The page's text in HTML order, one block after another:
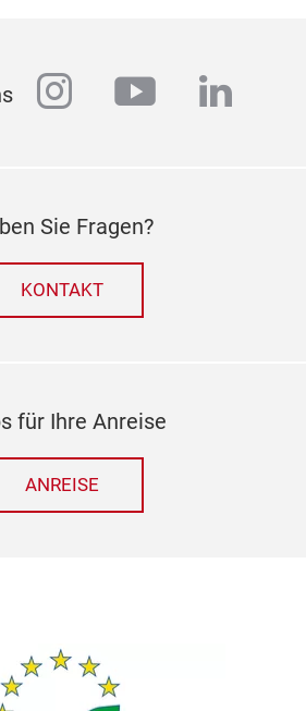
instagram
youtube
Sie Fragen?
KONTAKT
für Ihre Anreise
ANREISE